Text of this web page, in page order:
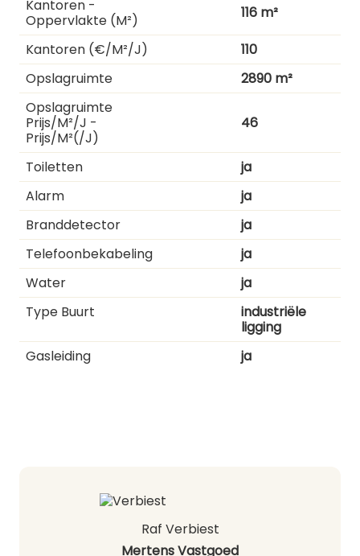
Kantoren -
Oppervlakte (m²)
116 m²
Kantoren (€/m²/j)
110
Opslagruimte
2890 m²
Opslagruimte
Prijs/m²/j -
Prijs/m²(/j)
46
Toiletten
ja
Alarm
ja
Branddetector
ja
Telefoonbekabeling
ja
Water
ja
Type Buurt
industriële
ligging
Gasleiding
ja
Raf Verbiest
Mertens Vastgoed